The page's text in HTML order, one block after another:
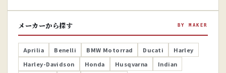
メーカーから探す BY MAKER
Aprilia Benelli BMW Motorrad Ducati
Harley
Harley-Davidson
Honda Husqvarna
Indian